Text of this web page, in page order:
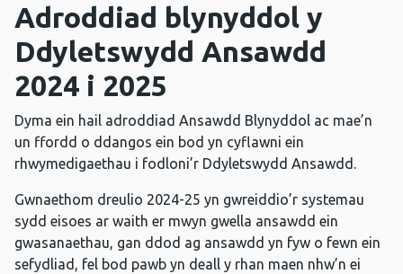
Adroddiad blynyddol y
Ddyletswydd Ansawdd
2024 i 2025
Dyma ein hail adroddiad Ansawdd Blynyddol ac mae’n
un ffordd o ddangos ein bod yn cyflawni ein
rhwymedigaethau i fodloni’r Ddyletswydd Ansawdd.
Gwnaethom dreulio 2024-25 yn gwreiddio’r systemau
sydd eisoes ar waith er mwyn gwella ansawdd ein
gwasanaethau, gan ddod ag ansawdd yn fyw o fewn ein
sefydliad, fel bod pawb yn deall y rhan maen nhw’n ei